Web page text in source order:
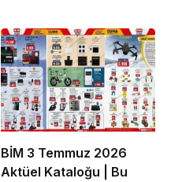
BİM 3 Temmuz 2026
Aktüel Kataloğu | Bu